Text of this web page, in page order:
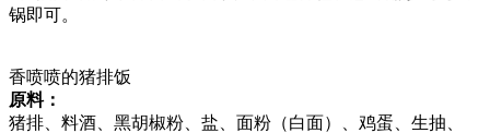
锅即可。
香喷喷的猪排饭
原料：
猪排、料酒、黑胡椒粉、盐、面粉（白面）、鸡蛋、生抽、